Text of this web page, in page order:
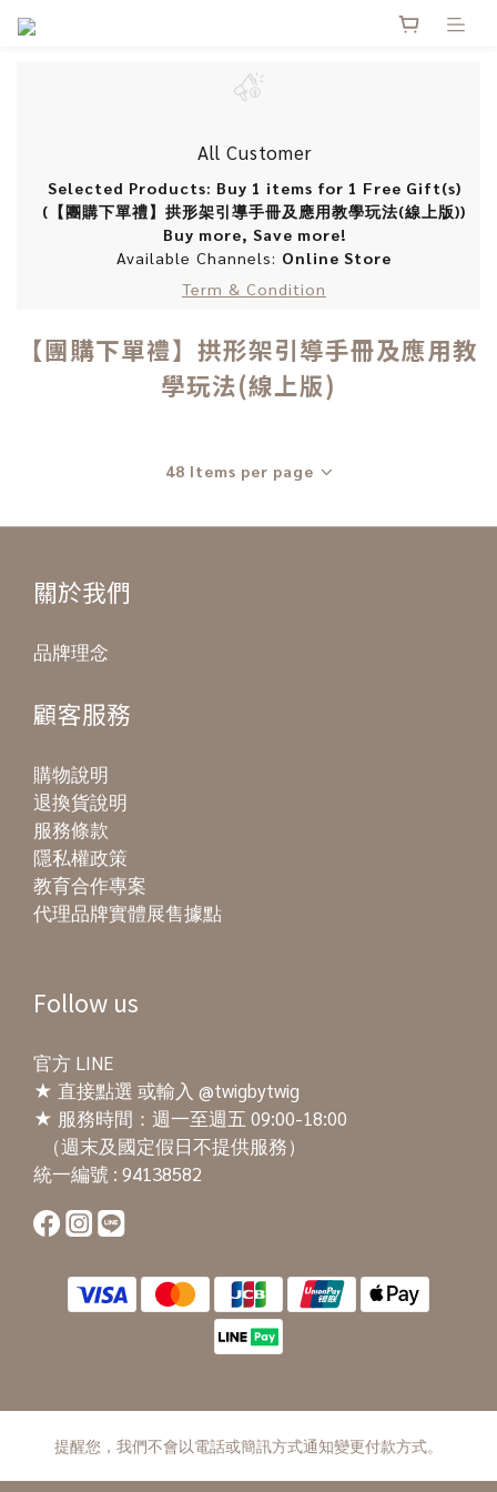
All Customer
Selected Products: Buy 1 items for 1 Free Gift(s)
(【團購下單禮】拱形架引導手冊及應用教學玩法(線上版))
Buy more, Save more!
Available Channels: Online Store
Term & Condition
【團購下單禮】拱形架引導手冊及應用教
學玩法(線上版)
48 Items per page
關於我們
品牌理念
顧客服務
購物說明
退換貨說明
服務條款
隱私權政策
教育合作專案
代理品牌實體展售據點
Follow us
官方 LINE
★ 直接點選 或輸入 @twigbytwig
★ 服務時間：週一至週五 09:00-18:00
（週末及國定假日不提供服務）
統一編號 : 94138582
提醒您，我們不會以電話或簡訊方式通知變更付款方式。